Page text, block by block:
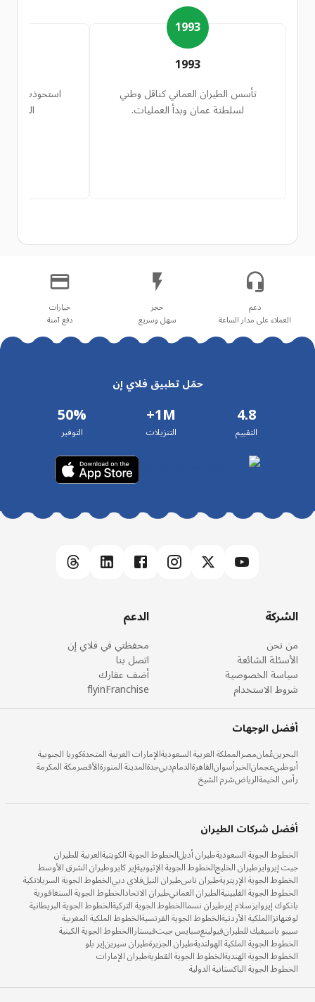
1993
1993
تأسس الطيران العماني كناقل وطني
لسلطنة عمان وبدأ العمليات.
استحوذت
الكاملة
دعم
العملاء على مدار الساعة
حجز
سهل وسريع
خيارات
دفع آمنة
حمّل تطبيق فلاي إن
4.8
التقييم
1M+
التنزيلات
50%
التوفير
الشركة
من نحن
الأسئلة الشائعة
سياسة الخصوصية
شروط الاستخدام
الدعم
محفظتي في فلاي إن
اتصل بنا
أضف عقارك
flyinFranchise
أفضل الوجهات
البحرينعُمانمصرالمملكة العربية السعوديةالإمارات العربية المتحدةكوريا الجنوبية
أبوظبيعجمانالخبرأسوانالقاهرةالدمامدبيجدةالمدينة المنورةالأقصرمكة المكرمة
رأس الخيمةالرياضشرم الشيخ
أفضل شركات الطيران
الخطوط الجوية السعوديةطيران أديلالخطوط الجوية الكويتيةالعربية للطيران
جيت إيروايزطيران الخليجالخطوط الجوية الإثيوبيةإير كايروطيران الشرق الأوسط
الخطوط الجوية الإريتريةطيران ناسطيران النيلفلاي دبيالخطوط الجوية السريلانكية
الخطوط الجوية الفلبينيةالطيران العمانيطيران الاتحادالخطوط الجوية السنغافورية
بانكوك إيروايزسلام إيرطيران نسماالخطوط الجوية التركيةالخطوط الجوية البريطانية
لوفتهانزاالملكية الأردنيةالخطوط الجوية الفرنسيةالخطوط الملكية المغربية
سيبو باسيفيك للطيرانفيولينغسبايس جيتفيستاراالخطوط الجوية الكينية
الخطوط الجوية الملكية الهولنديةطيران الجزيرةطيران سيرينإير بلو
الخطوط الجوية الهنديةالخطوط الجوية القطريةطيران الإمارات
الخطوط الجوية الباكستانية الدولية